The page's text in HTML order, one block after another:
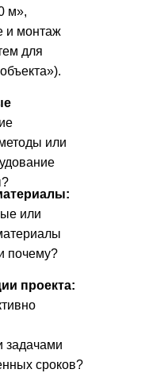
м»,
и монтаж
для
или
или
почему?
проекта:
задачами
сроков?
нас